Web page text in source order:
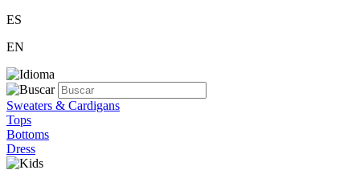
ES
EN
Sweaters & Cardigans
Tops
Bottoms
Dress